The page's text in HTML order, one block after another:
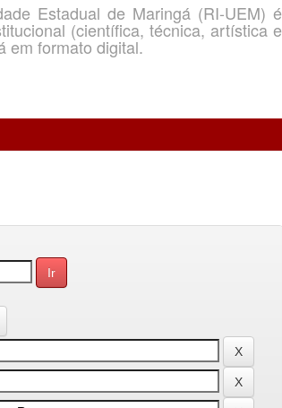
Estadual de Maringá (RI-UEM) é
(científica, técnica, artística e
em formato digital.